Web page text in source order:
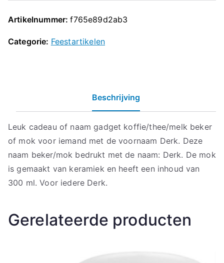
Artikelnummer:f765e89d2ab3
Categorie: Feestartikelen
Beschrijving
Leuk cadeau of naam gadget koffie/thee/melk beker
of mok voor iemand met de voornaam Derk. Deze
naam beker/mok bedrukt met de naam: Derk. De mok
is gemaakt van keramiek en heeft een inhoud van
300 ml. Voor iedere Derk.
Gerelateerde producten